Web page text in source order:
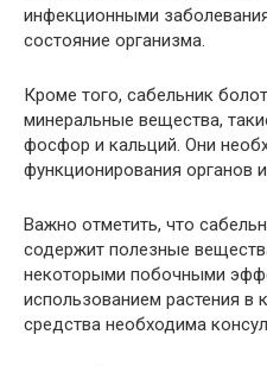
инфекционными
состояние организма.
Кроме того, сабельник
минеральные вещества,
фосфор и кальций. Они
функционирования органов
Важно отметить, что
содержит полезные
некоторыми побочными
использованием растения в
средства необходима